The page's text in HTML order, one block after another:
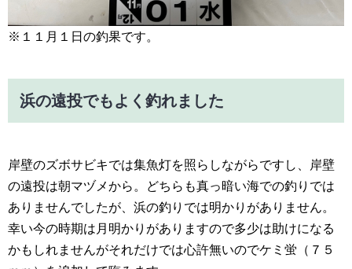
※１１月１日の釣果です。
浜の遠投でもよく釣れました
岸壁のズボサビキでは集魚灯を照らしながらですし、岸壁
の遠投は朝マヅメから。どちらも真っ暗い海での釣りでは
ありませんでしたが、浜の釣りでは明かりがありません。
幸い今の時期は月明かりがありますので多少は助けになる
かもしれませんがそれだけでは心許無いのでケミ蛍（７５